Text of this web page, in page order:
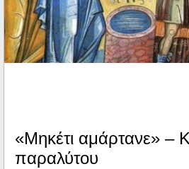
Ηχητικά
«Μηκέτι αμάρτανε» –
παραλύτου